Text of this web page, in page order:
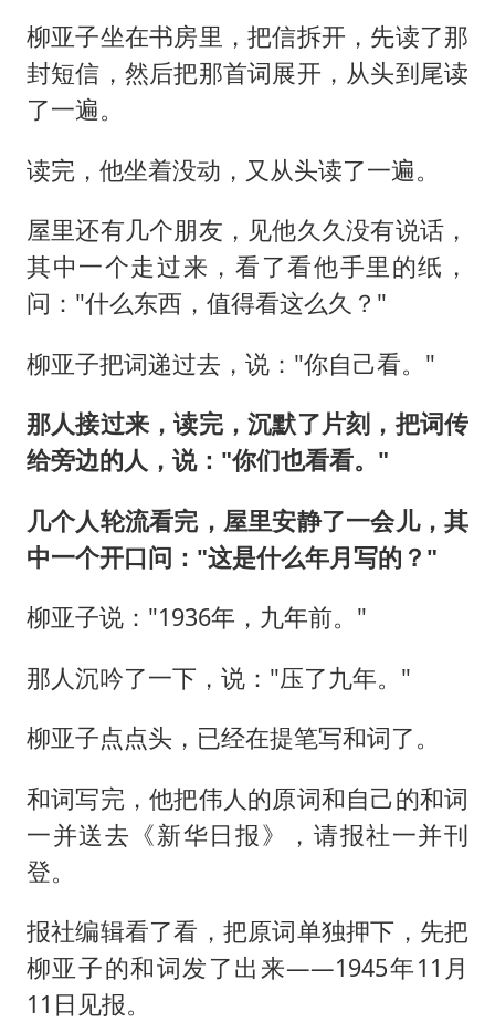
柳亚子坐在书房里，把信拆开，先读了那
封短信，然后把那首词展开，从头到尾读
了一遍。
读完，他坐着没动，又从头读了一遍。
屋里还有几个朋友，见他久久没有说话，
其中一个走过来，看了看他手里的纸，
问："什么东西，值得看这么久？"
柳亚子把词递过去，说："你自己看。"
那人接过来，读完，沉默了片刻，把词传
给旁边的人，说："你们也看看。"
几个人轮流看完，屋里安静了一会儿，其
中一个开口问："这是什么年月写的？"
柳亚子说："1936年，九年前。"
那人沉吟了一下，说："压了九年。"
柳亚子点点头，已经在提笔写和词了。
和词写完，他把伟人的原词和自己的和词
一并送去《新华日报》，请报社一并刊
登。
报社编辑看了看，把原词单独押下，先把
柳亚子的和词发了出来——1945年11月
11日见报。